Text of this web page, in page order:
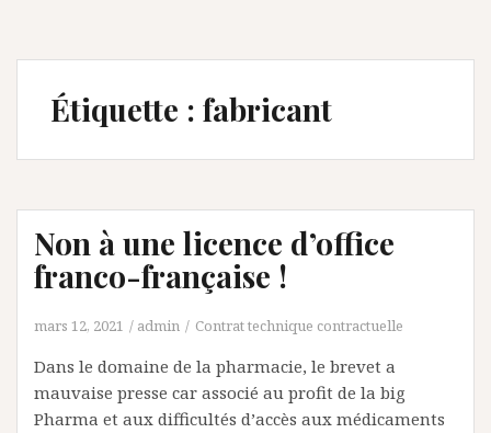
Étiquette : fabricant
Non à une licence d’office
franco-française !
mars 12, 2021 admin Contrat technique contractuelle
Dans le domaine de la pharmacie, le brevet a
mauvaise presse car associé au profit de la big
Pharma et aux difficultés d’accès aux médicaments